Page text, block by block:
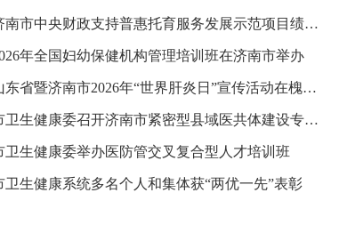
点2026年国家医师资格考试实践技...
济南市中央财政支持普惠托育服务发展示范项目绩效评价结果为“优”
年全国妇幼保健机构管理培训班在济南市举办
山东省暨济南市2026年“世界肝炎日”宣传活动在槐荫区举办
市卫生健康委召开济南市紧密型县域医共体建设专项研究开题会
卫生健康委举办医防管交叉复合型人才培训班
卫生健康系统多名个人和集体获“两优一先”表彰